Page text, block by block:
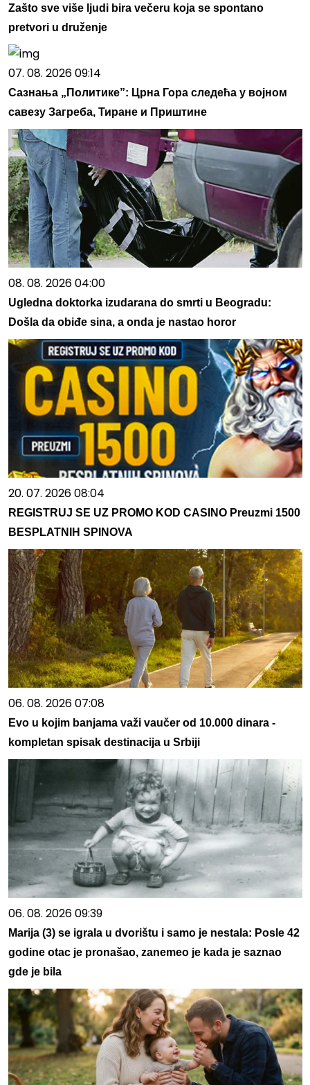
Zašto sve više ljudi bira večeru koja se spontano
pretvori u druženje
07. 08. 2026 09:14
Сазнања „Политике”: Црна Гора следећа у војном
савезу Загреба, Тиране и Приштине
08. 08. 2026 04:00
Ugledna doktorka izudarana do smrti u Beogradu:
Došla da obiđe sina, a onda je nastao horor
20. 07. 2026 08:04
REGISTRUJ SE UZ PROMO KOD CASINO Preuzmi 1500
BESPLATNIH SPINOVA
06. 08. 2026 07:08
Evo u kojim banjama važi vaučer od 10.000 dinara -
kompletan spisak destinacija u Srbiji
06. 08. 2026 09:39
Marija (3) se igrala u dvorištu i samo je nestala: Posle 42
godine otac je pronašao, zanemeo je kada je saznao
gde je bila